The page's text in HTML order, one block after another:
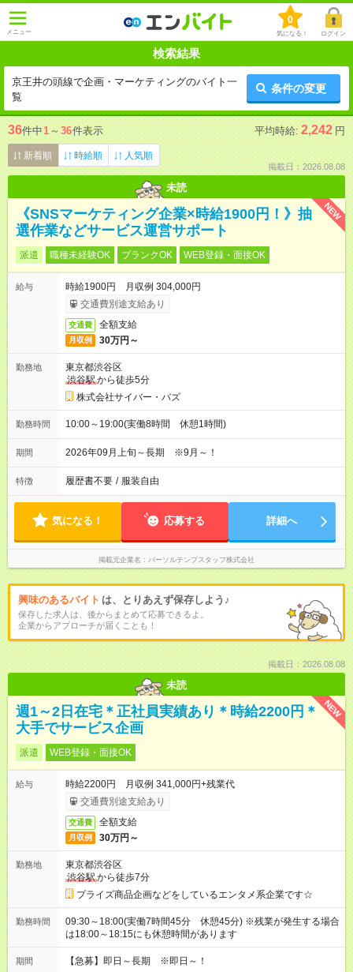
メニュー
0
気になる！ ログイン
検索結果
京王井の頭線で企画・マーケティングのバイト一
覧
条件の変更
36件中1 ～ 36件表示 平均時給: 2,242 円
新着順 時給順 人気順
掲載日：2026.08.08
未読
NEW
《SNSマーケティング企業×時給1900円！》抽
選作業などサービス運営サポート
派遣 職種未経験OK ブランクOK WEB登録・面接OK
給与
時給1900円 月収例 304,000円
交通費別途支給あり
交通費 全額支給
月収例 30万円～
勤務地
東京都渋谷区
渋谷駅から徒歩5分
株式会社サイバー・バズ
勤務時間 10:00～19:00(実働8時間 休憩1時間)
期間 2026年09月上旬～長期 ※9月～！
特徴 履歴書不要 / 服装自由
気になる！ 応募する 詳細へ
掲載元企業名 パーソルテンプスタッフ株式会社
興味のあるバイト は、とりあえず保存しよう♪
保存した求人は、後からまとめて応募できるよ。
企業からアプローチが届くことも！
掲載日：2026.08.08
未読
NEW
週1～2日在宅＊正社員実績あり＊時給2200円＊
大手でサービス企画
派遣 WEB登録・面接OK
給与
時給2200円 月収例 341,000円+残業代
交通費別途支給あり
交通費 全額支給
月収例 30万円～
勤務地
東京都渋谷区
渋谷駅から徒歩7分
プライズ商品企画などをしているエンタメ系企業です☆
勤務時間
09:30～18:00(実働7時間45分 休憩45分) ※残業が発生する場合
は18:00～18:15にも休憩時間があります
期間 【急募】即日～長期 ※即日～！